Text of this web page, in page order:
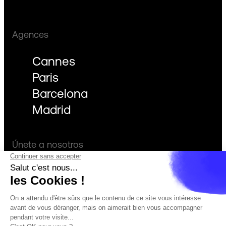
Todos
Agences
Cannes
Paris
Barcelona
Madrid
Únete a nosotros
Facebook
Instagram
LinkedIn